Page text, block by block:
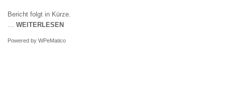
Bericht folgt in Kürze.
… WEITERLESEN
Powered by WPeMatico